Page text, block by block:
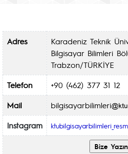
Adres
Karadeniz Teknik
Bilgisayar Bilimleri
Trabzon/TÜRKİYE
Telefon
+90 (462) 377 31 12
Mail
bilgisayarbilimleri
Instagram